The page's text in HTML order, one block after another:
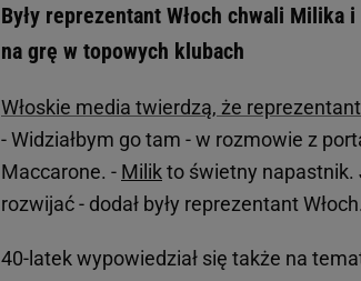
Były reprezentant Włoch chwali
na grę w topowych klubach
Włoskie media twierdzą, że
- Widziałbym go tam - w rozmowie z
Maccarone. - Milikto świetny napastnik.
rozwijać - dodał były reprezentant Włoch.
40-latek wypowiedział się także na